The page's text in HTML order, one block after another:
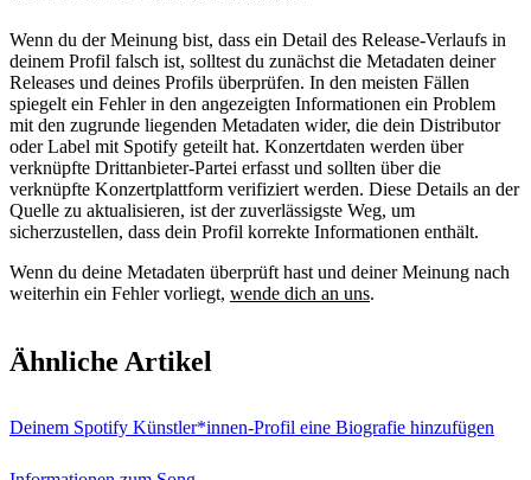
Wenn du der Meinung bist, dass ein Detail des Release-Verlaufs in
deinem Profil falsch ist, solltest du zunächst die Metadaten deiner
Releases und deines Profils überprüfen. In den meisten Fällen
spiegelt ein Fehler in den angezeigten Informationen ein Problem
mit den zugrunde liegenden Metadaten wider, die dein Distributor
oder Label mit Spotify geteilt hat. Konzertdaten werden über
verknüpfte Drittanbieter-Partei erfasst und sollten über die
verknüpfte Konzertplattform verifiziert werden. Diese Details an der
Quelle zu aktualisieren, ist der zuverlässigste Weg, um
sicherzustellen, dass dein Profil korrekte Informationen enthält.
Wenn du deine Metadaten überprüft hast und deiner Meinung nach
weiterhin ein Fehler vorliegt, wende dich an uns.
Ähnliche Artikel
Deinem Spotify Künstler*innen-Profil eine Biografie hinzufügen